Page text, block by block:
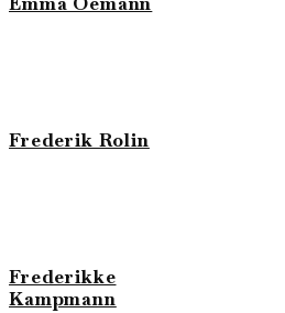
Frederik Rolin
Frederikke
Kampmann